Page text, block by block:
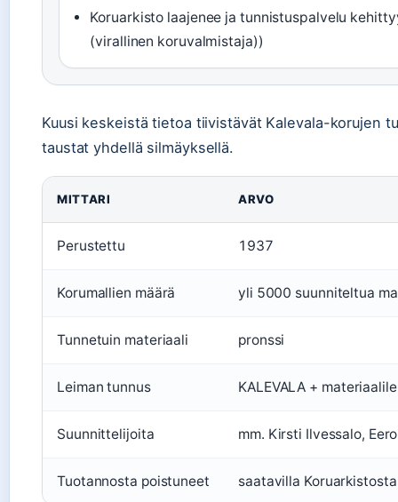
Koruarkisto laajenee ja tunnistuspalvelu
(virallinen koruvalmistaja))
Kuusi keskeistä tietoa tiivistävät Kalevala-korujen
taustat yhdellä silmäyksellä.
MITTARI ARVO
Perustettu 1937
Korumallien määrä yli 5000 suunniteltua
Tunnetuin materiaali pronssi
Leiman tunnus KALEVALA +
Suunnittelijoita mm. Kirsti Ilvessalo,
Tuotannosta poistuneet saatavilla